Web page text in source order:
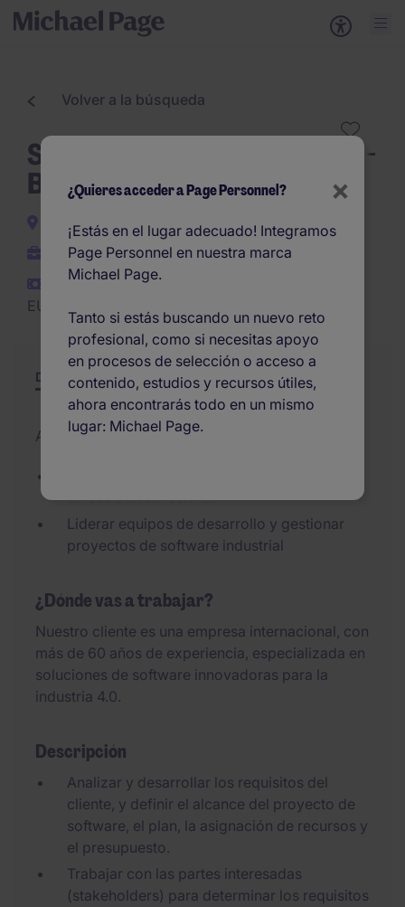
Volver a la búsqueda
SW Team Lead- Industria 4.0-
Barcelona
Badalona
Permanente
EUR55.000 -
EUR60.000 por año
Descripción Resumen Otras ofertas
Actualizado el 07/08/2026
ubicada en Barcelona.
Liderar equipos de desarrollo y gestionar
proyectos de software industrial
¿Dónde vas a trabajar?
Nuestro cliente es una empresa internacional, con
más de 60 años de experiencia, especializada en
soluciones de software innovadoras para la
industria 4.0.
Descripción
Analizar y desarrollar los requisitos del
cliente, y definir el alcance del proyecto de
software, el plan, la asignación de recursos y
el presupuesto.
Trabajar con las partes interesadas
(stakeholders) para determinar los requisitos
×
¿Quieres acceder a Page Personnel?
¡Estás en el lugar adecuado! Integramos
Page Personnel en nuestra marca
Michael Page.
Tanto si estás buscando un nuevo reto
profesional, como si necesitas apoyo
en procesos de selección o acceso a
contenido, estudios y recursos útiles,
ahora encontrarás todo en un mismo
lugar: Michael Page.